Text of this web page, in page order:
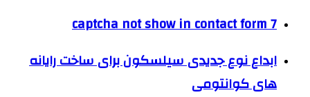
captcha not show in contact form 7
ابداع نوع جدیدی سیلسکون برای ساخت رایانه
های کوانتومی